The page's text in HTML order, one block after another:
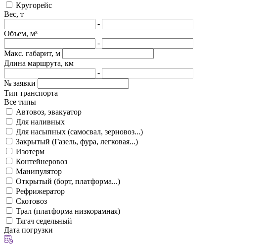
Кругорейс
Вес, т
-
Объем, м³
-
Макс. габарит, м
Длина маршрута, км
-
№ заявки
Тип транспорта
Все типы
Автовоз, эвакуатор
Для наливных
Для насыпных (самосвал, зерновоз...)
Закрытый (Газель, фура, легковая...)
Изотерм
Контейнеровоз
Манипулятор
Открытый (борт, платформа...)
Рефрижератор
Скотовоз
Трал (платформа низкорамная)
Тягач седельный
Дата погрузки